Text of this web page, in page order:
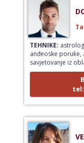
TEHNIKE:
anđeoske poruke,
savjetovanje iz